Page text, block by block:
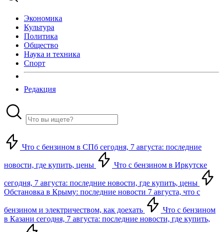
Экономика
Культура
Политика
Общество
Наука и техника
Спорт
Редакция
Что с бензином в СПб сегодня, 7 августа: последние
новости, где купить, цены Что с бензином в Иркутске
сегодня, 7 августа: последние новости, где купить, цены
Обстановка в Крыму: последние новости 7 августа, что с
бензином и электричеством, как доехать
Что с бензином
в Казани сегодня, 7 августа: последние новости, где купить,